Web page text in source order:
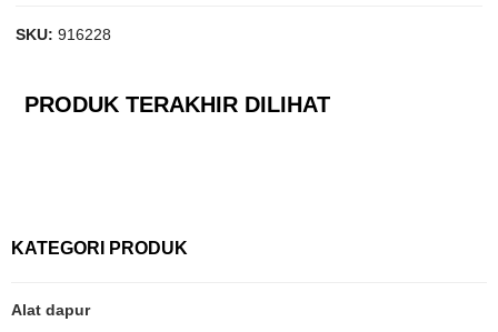
SKU:916228
PRODUK TERAKHIR DILIHAT
KATEGORI PRODUK
Alat dapur